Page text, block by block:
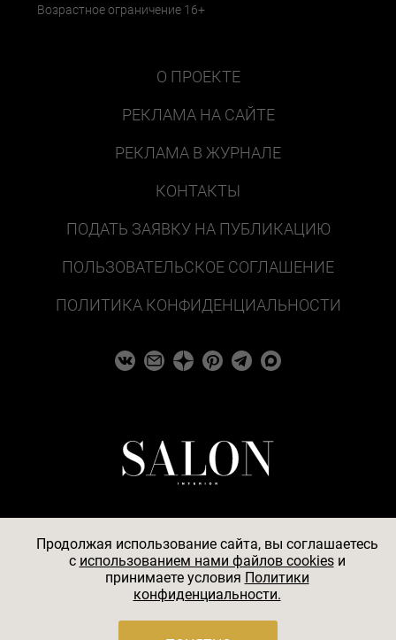
Возрастное ограничение 16+
О ПРОЕКТЕ
РЕКЛАМА НА САЙТЕ
РЕКЛАМА В ЖУРНАЛЕ
КОНТАКТЫ
ПОДАТЬ ЗАЯВКУ НА ПУБЛИКАЦИЮ
ПОЛЬЗОВАТЕЛЬСКОЕ СОГЛАШЕНИЕ
ПОЛИТИКА КОНФИДЕНЦИАЛЬНОСТИ
© 2026
АО «БКМ», ОГРН 1027739494584, ИНН 7705056238,
127018, Москва, ул. Полковая, д. 3, стр. 4, помещение I,
Продолжая использование сайта, вы соглашаетесь
c использованием нами файлов cookiesи
принимаете условия Политики
конфиденциальности.